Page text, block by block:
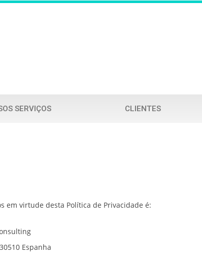
SERVIÇOS CLIENTES
em virtude desta Política de Privacidade é:
Espanha